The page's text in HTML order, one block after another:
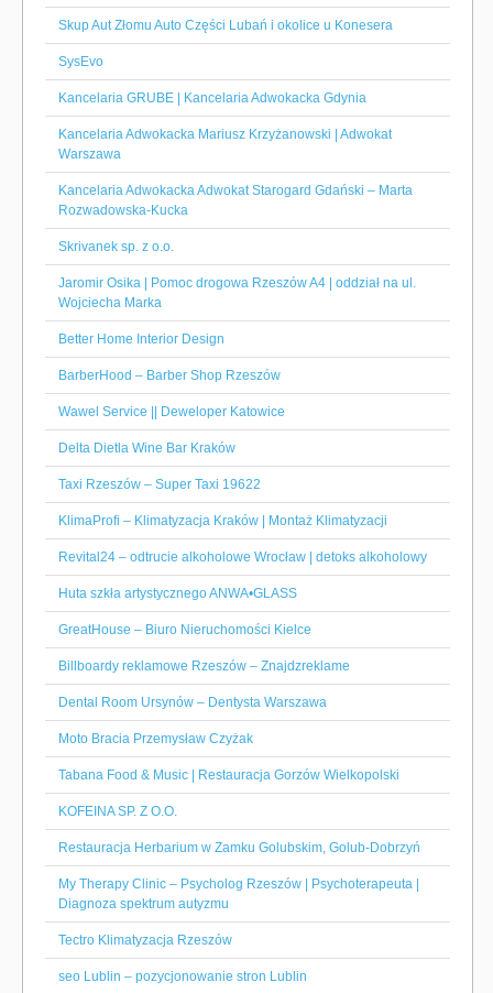
Skup Aut Złomu Auto Części Lubań i okolice u Konesera
SysEvo
Kancelaria GRUBE | Kancelaria Adwokacka Gdynia
Kancelaria Adwokacka Mariusz Krzyżanowski | Adwokat
Warszawa
Kancelaria Adwokacka Adwokat Starogard Gdański – Marta
Rozwadowska-Kucka
Skrivanek sp. z o.o.
Jaromir Osika | Pomoc drogowa Rzeszów A4 | oddział na ul.
Wojciecha Marka
Better Home Interior Design
BarberHood – Barber Shop Rzeszów
Wawel Service || Deweloper Katowice
Delta Dietla Wine Bar Kraków
Taxi Rzeszów – Super Taxi 19622
KlimaProfi – Klimatyzacja Kraków | Montaż Klimatyzacji
Revital24 – odtrucie alkoholowe Wrocław | detoks alkoholowy
Huta szkła artystycznego ANWA•GLASS
GreatHouse – Biuro Nieruchomości Kielce
Billboardy reklamowe Rzeszów – Znajdzreklame
Dental Room Ursynów – Dentysta Warszawa
Moto Bracia Przemysław Czyżak
Tabana Food & Music | Restauracja Gorzów Wielkopolski
KOFEINA SP. Z O.O.
Restauracja Herbarium w Zamku Golubskim, Golub-Dobrzyń
My Therapy Clinic – Psycholog Rzeszów | Psychoterapeuta |
Diagnoza spektrum autyzmu
Tectro Klimatyzacja Rzeszów
seo Lublin – pozycjonowanie stron Lublin